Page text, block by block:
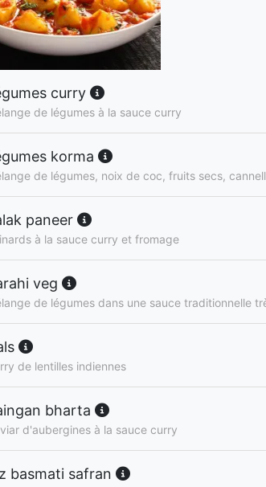
curry
de légumes à la sauce curry
korma
de légumes, noix de coc, fruits secs,
paneer
à la sauce curry et fromage
veg
de légumes dans une sauce traditionnelle
de lentilles indiennes
bharta
d'aubergines à la sauce curry
basmati safran